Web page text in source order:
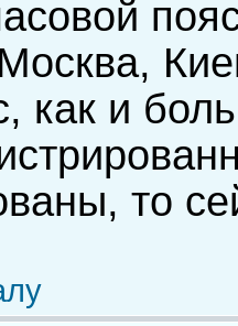
как и
то